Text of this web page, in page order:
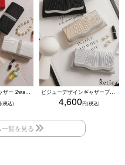
ビジューデザインギャザープリーツ入り2wayバッグ(ベージュ/シルバー/ブラック)
4,600